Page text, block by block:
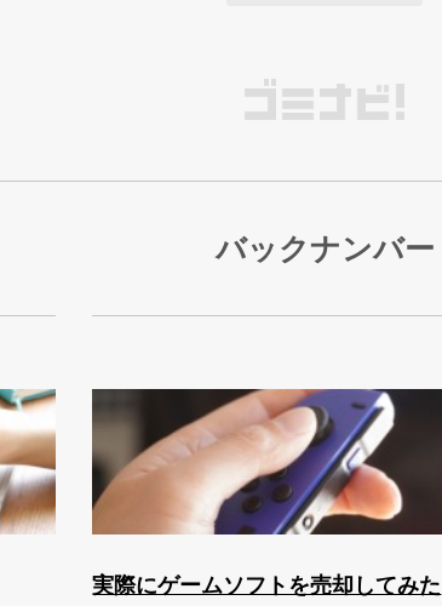
バックナンバー
実際にゲームソフトを売却してみた